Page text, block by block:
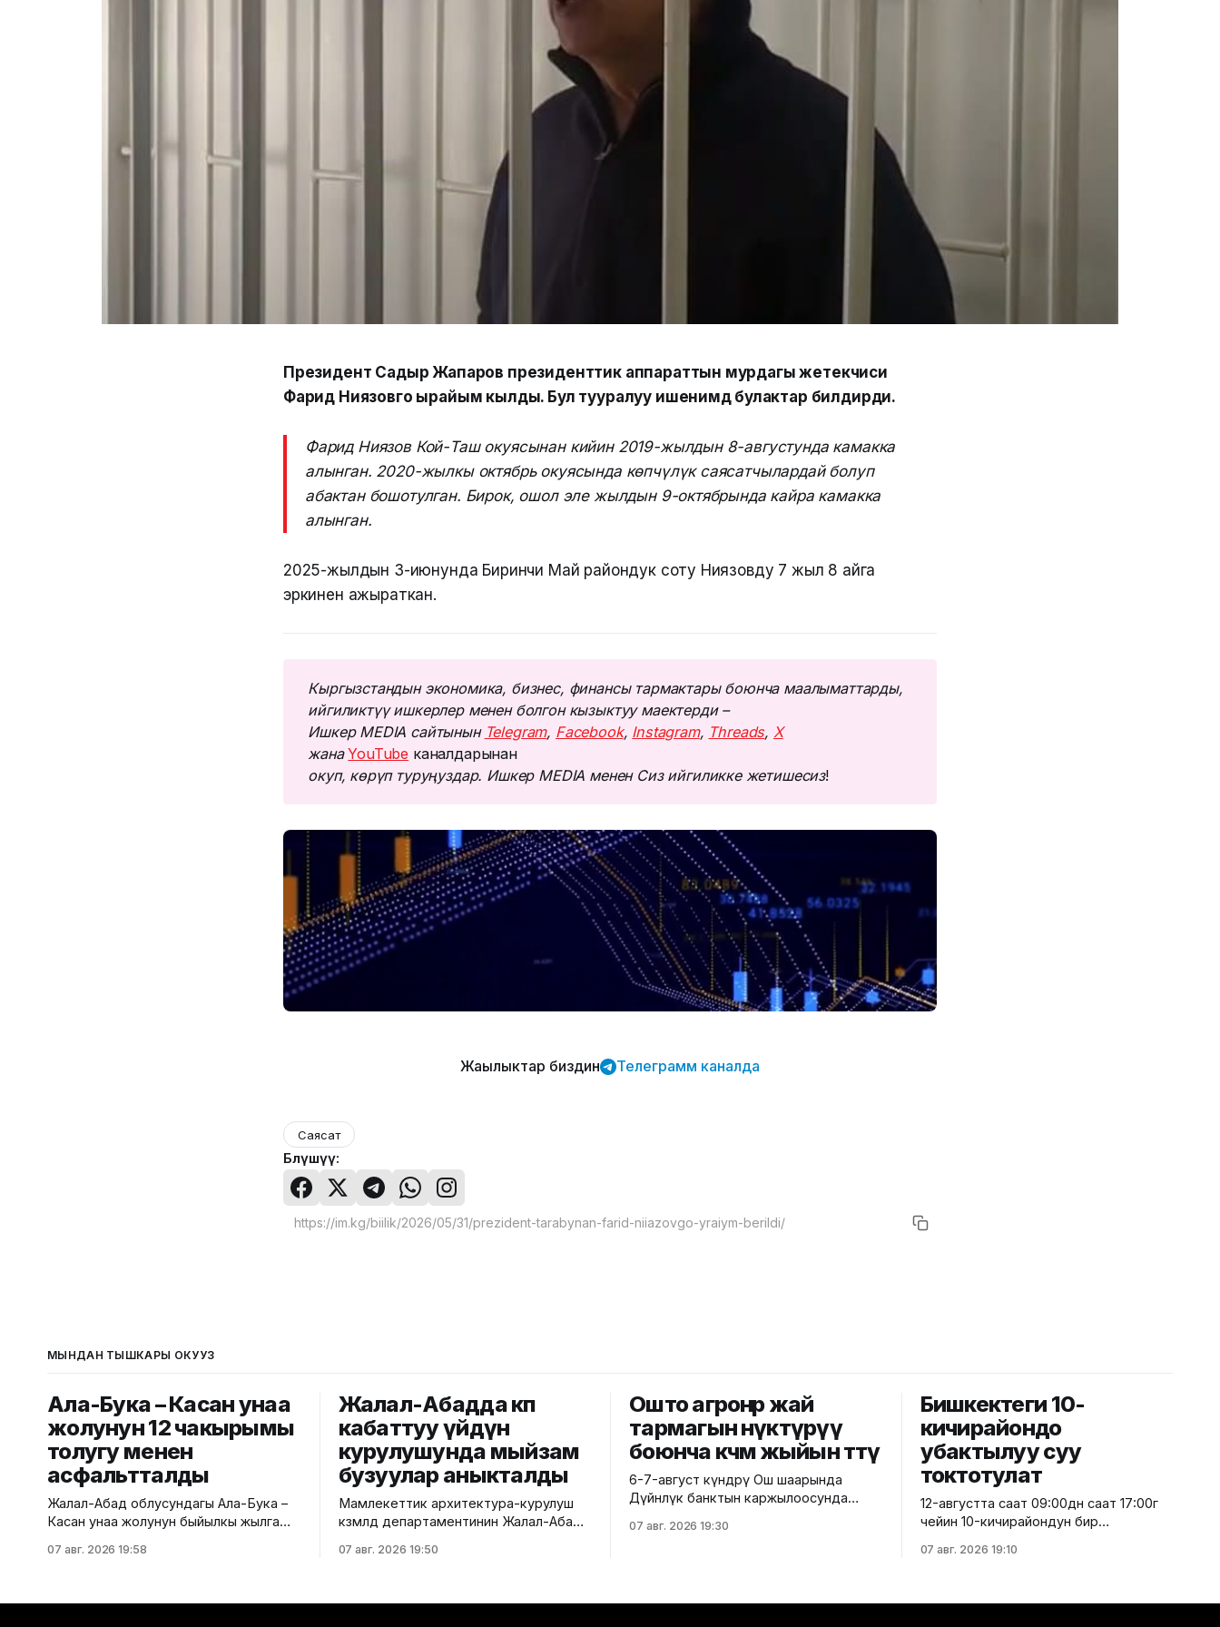
Президент Садыр Жапаров президенттик аппараттын мурдагы жетекчиси
Фарид Ниязовго ырайым кылды. Бул тууралуу ишенимдүү булактар билдирди.
Фарид Ниязов Кой-Таш окуясынан кийин 2019-жылдын 8-августунда камакка
алынган. 2020-жылкы октябрь окуясында көпчүлүк саясатчылардай болуп
абактан бошотулган. Бирок, ошол эле жылдын 9-октябрында кайра камакка
алынган.
2025-жылдын 3-июнунда Биринчи Май райондук соту Ниязовду 7 жыл 8 айга
эркинен ажыраткан.
Кыргызстандын экономика, бизнес, финансы тармактары боюнча маалыматтарды,
ийгиликтүү ишкерлер менен болгон кызыктуу маектерди –
Ишкер MEDIA сайтынын Telegram, Facebook, Instagram, Threads, Х
жана YouTube каналдарынан
окуп, көрүп туруңуздар. Ишкер MEDIA менен Сиз ийгиликке жетишесиз!
Жаңылыктар биздин Телеграмм каналда
Саясат
Бөлүшүү:
МЫНДАН ТЫШКАРЫ ОКУҢУЗ
Ала-Бука – Касан унаа
жолунун 12 чакырымы
толугу менен
асфальтталды
Жалал-Абад облусундагы Ала-Бука –
Касан унаа жолунун быйылкы жылга
асфальт-бетон төшөө иштери толугу
07 авг. 2026 19:58
Жалал-Абадда көп
кабаттуу үйдүн
курулушунда мыйзам
бузуулар аныкталды
Мамлекеттик архитектура-курулуш
көзөмөлдөө департаментинин Жалал-Абад
көп кабаттуу турак жайга текшерүү
07 авг. 2026 19:50
Ошто агроөнөр жай
тармагын өнүктүрүү
боюнча көчмө жыйын өттү
6-7-август күндөрү Ош шаарында
Дүйнөлүк банктын каржылоосунда
ашырылып жаткан "Ош облусунун
комитетинин көчмө жыйыны өттү. Бул
07 авг. 2026 19:30
Бишкектеги 10-
кичирайондо
убактылуу суу
токтотулат
12-августта саат 09:00дөн саат 17:00гө
чейин 10-кичирайондун бир
мектептерде, мектепке чейинки
07 авг. 2026 19:10